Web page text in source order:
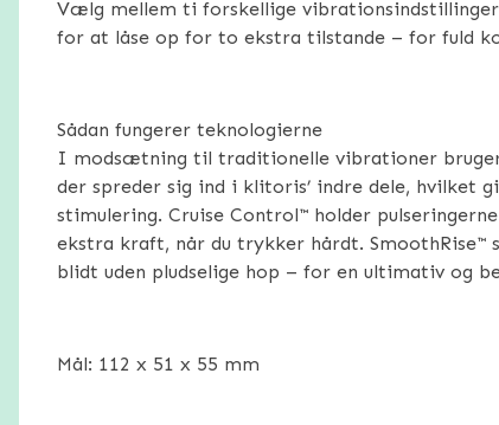
Vælg mellem ti forskellige
for at låse op for to ekstra tilstande – for fuld
Sådan fungerer teknologierne
I modsætning til traditionelle vibrationer bruger
der spreder sig ind i klitoris’ indre dele, hvilket
stimulering. Cruise Control™ holder
ekstra kraft, når du trykker hårdt.
blidt uden pludselige hop – for en ultimativ og
Mål: 112 x 51 x 55 mm